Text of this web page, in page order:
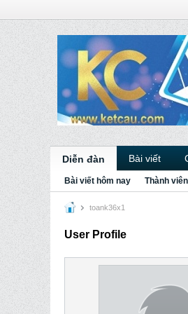
Diễn đàn Bài viết
Bài viết hôm nay Thành viên
toank36x1
User Profile